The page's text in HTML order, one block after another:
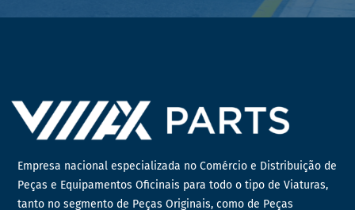
Empresa nacional especializada no Comércio e Distribuição de
Peças e Equipamentos Oficinais para todo o tipo de Viaturas,
tanto no segmento de Peças Originais, como de Peças